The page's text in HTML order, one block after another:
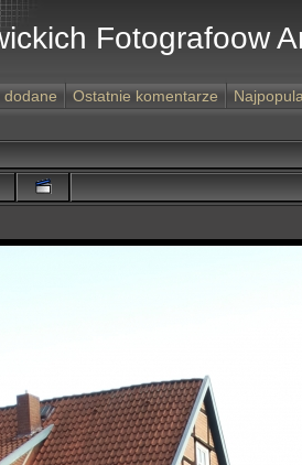
Fotografoow
dodane Ostatnie komentarze